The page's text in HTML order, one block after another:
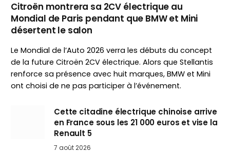
Citroën montrera sa 2CV électrique au
Mondial de Paris pendant que BMW et Mini
désertent le salon
Le Mondial de l’Auto 2026 verra les débuts du concept
de la future Citroën 2CV électrique. Alors que Stellantis
renforce sa présence avec huit marques, BMW et Mini
ont choisi de ne pas participer à l’événement.
Cette citadine électrique chinoise arrive
en France sous les 21 000 euros et vise la
Renault 5
7 août 2026